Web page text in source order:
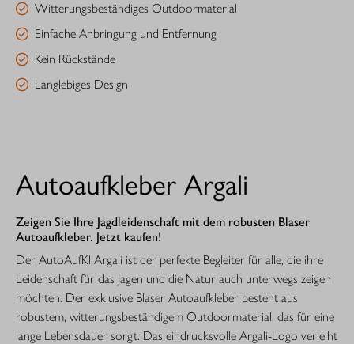
Witterungsbeständiges Outdoormaterial
Einfache Anbringung und Entfernung
Kein Rückstände
Langlebiges Design
Autoaufkleber Argali
Zeigen Sie Ihre Jagdleidenschaft mit dem robusten Blaser
Autoaufkleber. Jetzt kaufen!
Der AutoAufKl Argali ist der perfekte Begleiter für alle, die ihre
Leidenschaft für das Jagen und die Natur auch unterwegs zeigen
möchten. Der exklusive Blaser Autoaufkleber besteht aus
robustem, witterungsbeständigem Outdoormaterial, das für eine
lange Lebensdauer sorgt. Das eindrucksvolle Argali-Logo verleiht